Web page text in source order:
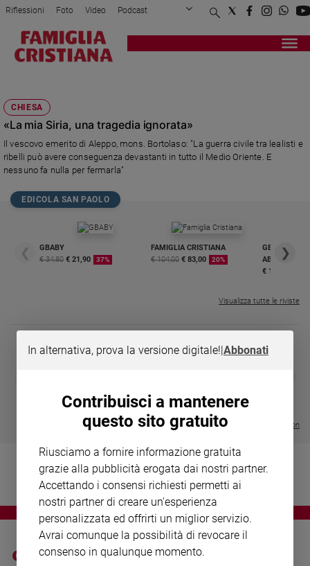
Attualità
Politica
Mondo
Economia
Legalità
giustizia
Sport
Papa
Chiesa
giorno
giorno
Riflessioni Foto Video Podcast
Privacy Policy Chi siamo
Registrati Redazione
CHIESA
«La mia Siria, una tragedia ignorata»
Il vescovo emerito di Aleppo, mons. Bortolaso: "La guerra civile tra lealisti e
ribelli può avere conseguenza devastanti in tutto il Medio Oriente. E
nessuno fa nulla per fermarla"
EDICOLA SAN PAOLO
❮
GBABY
€ 34,80 € 21,90 37%
FAMIGLIA CRISTIANA
€ 104,00 € 83,00 20%
GBABY
€ 16,99
❯
Visualizza tutte le riviste
- VOL DA 1 AL 5
€ 64,50
Visualizza tutte le collection
In alternativa, prova la versione digitale!|Abbonati
Contribuisci a mantenere
questo sito gratuito
Riusciamo a fornire informazione gratuita
grazie alla pubblicità erogata dai nostri partner.
Accettando i consensi richiesti permetti ai
nostri partner di creare un'esperienza
personalizzata ed offrirti un miglior servizio.
Avrai comunque la possibilità di revocare il
consenso in qualunque momento.